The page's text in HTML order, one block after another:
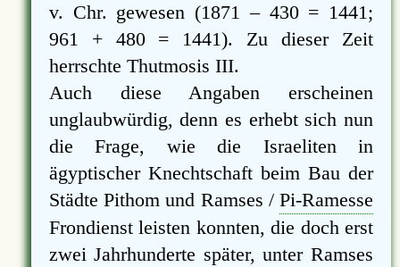
v. Chr. gewesen (1871 – 430 = 1441;
961 + 480 = 1441). Zu dieser Zeit
herrschte Thutmosis III.
Auch diese Angaben erscheinen
unglaubwürdig, denn es erhebt sich nun
die Frage, wie die Israeliten in
ägyptischer Knechtschaft beim Bau der
Städte Pithom und Ramses / Pi-Ramesse
Frondienst leisten konnten, die doch erst
zwei Jahrhunderte später, unter Ramses